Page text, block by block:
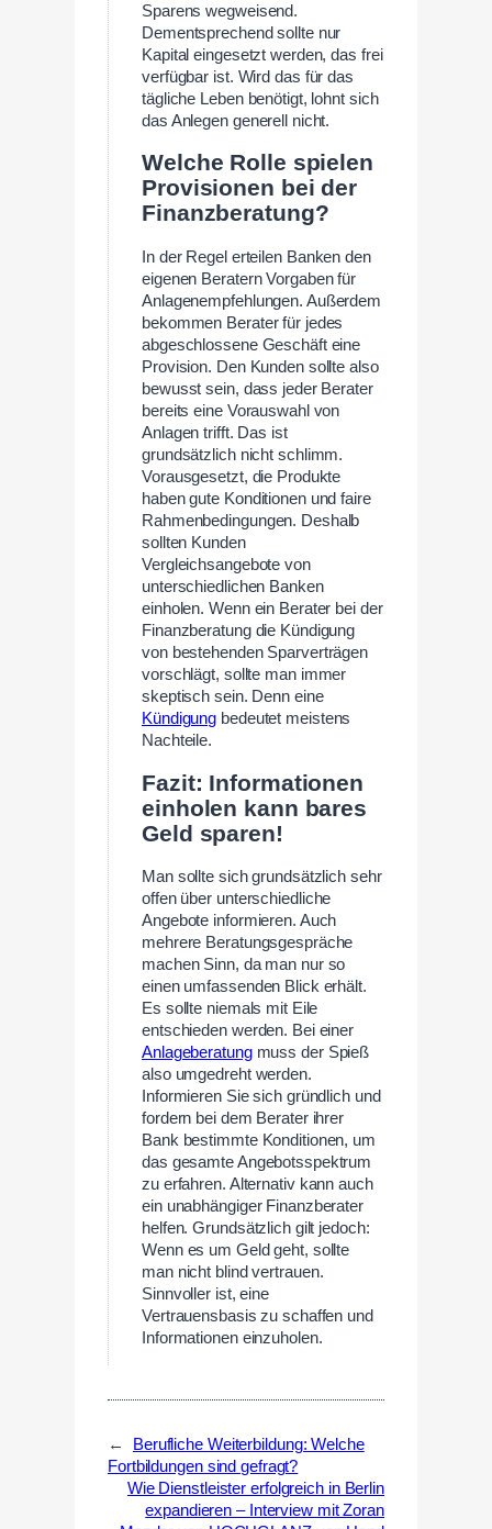
Sparens wegweisend.
Dementsprechend sollte nur
Kapital eingesetzt werden, das frei
verfügbar ist. Wird das für das
tägliche Leben benötigt, lohnt sich
das Anlegen generell nicht.
Welche Rolle spielen
Provisionen bei der
Finanzberatung?
In der Regel erteilen Banken den
eigenen Beratern Vorgaben für
Anlagenempfehlungen. Außerdem
bekommen Berater für jedes
abgeschlossene Geschäft eine
Provision. Den Kunden sollte also
bewusst sein, dass jeder Berater
bereits eine Vorauswahl von
Anlagen trifft. Das ist
grundsätzlich nicht schlimm.
Vorausgesetzt, die Produkte
haben gute Konditionen und faire
Rahmenbedingungen. Deshalb
sollten Kunden
Vergleichsangebote von
unterschiedlichen Banken
einholen. Wenn ein Berater bei der
Finanzberatung die Kündigung
von bestehenden Sparverträgen
vorschlägt, sollte man immer
skeptisch sein. Denn eine
Kündigung bedeutet meistens
Nachteile.
Fazit: Informationen
einholen kann bares
Geld sparen!
Man sollte sich grundsätzlich sehr
offen über unterschiedliche
Angebote informieren. Auch
mehrere Beratungsgespräche
machen Sinn, da man nur so
einen umfassenden Blick erhält.
Es sollte niemals mit Eile
entschieden werden. Bei einer
Anlageberatungmuss der Spieß
also umgedreht werden.
Informieren Sie sich gründlich und
fordern bei dem Berater ihrer
Bank bestimmte Konditionen, um
das gesamte Angebotsspektrum
zu erfahren. Alternativ kann auch
ein unabhängiger Finanzberater
helfen. Grundsätzlich gilt jedoch:
Wenn es um Geld geht, sollte
man nicht blind vertrauen.
Sinnvoller ist, eine
Vertrauensbasis zu schaffen und
Informationen einzuholen.
←
Berufliche Weiterbildung: Welche
Fortbildungen sind gefragt?
Wie Dienstleister erfolgreich in Berlin
expandieren – Interview mit Zoran